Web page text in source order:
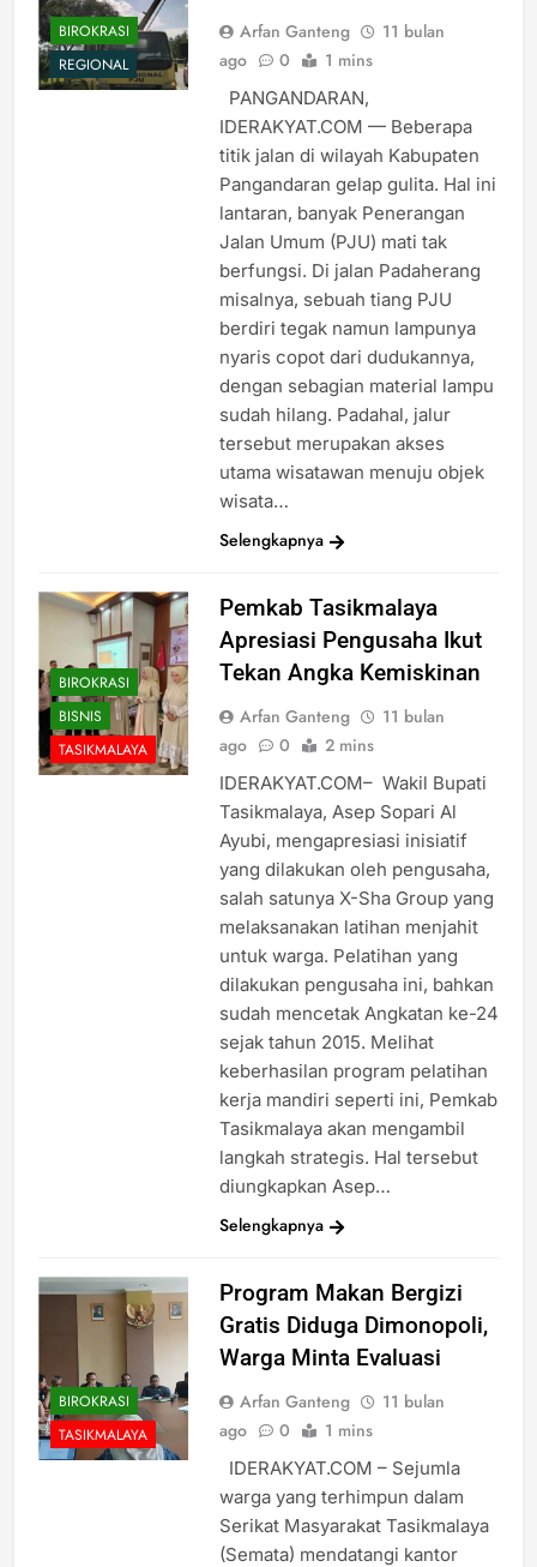
BIROKRASI
REGIONAL
Arfan Ganteng
11 bulan
ago
0 1 mins
PANGANDARAN,
IDERAKYAT.COM — Beberapa
titik jalan di wilayah Kabupaten
Pangandaran gelap gulita. Hal ini
lantaran, banyak Penerangan
Jalan Umum (PJU) mati tak
berfungsi. Di jalan Padaherang
misalnya, sebuah tiang PJU
berdiri tegak namun lampunya
nyaris copot dari dudukannya,
dengan sebagian material lampu
sudah hilang. Padahal, jalur
tersebut merupakan akses
utama wisatawan menuju objek
wisata…
Selengkapnya
BIROKRASI
BISNIS
TASIKMALAYA
Pemkab Tasikmalaya
Apresiasi Pengusaha Ikut
Tekan Angka Kemiskinan
Arfan Ganteng
11 bulan
ago
0 2 mins
IDERAKYAT.COM– Wakil Bupati
Tasikmalaya, Asep Sopari Al
Ayubi, mengapresiasi inisiatif
yang dilakukan oleh pengusaha,
salah satunya X-Sha Group yang
melaksanakan latihan menjahit
untuk warga. Pelatihan yang
dilakukan pengusaha ini, bahkan
sudah mencetak Angkatan ke-24
sejak tahun 2015. Melihat
keberhasilan program pelatihan
kerja mandiri seperti ini, Pemkab
Tasikmalaya akan mengambil
langkah strategis. Hal tersebut
diungkapkan Asep…
Selengkapnya
BIROKRASI
TASIKMALAYA
Program Makan Bergizi
Gratis Diduga Dimonopoli,
Warga Minta Evaluasi
Arfan Ganteng
11 bulan
ago
0 1 mins
IDERAKYAT.COM – Sejumla
warga yang terhimpun dalam
Serikat Masyarakat Tasikmalaya
(Semata) mendatangi kantor